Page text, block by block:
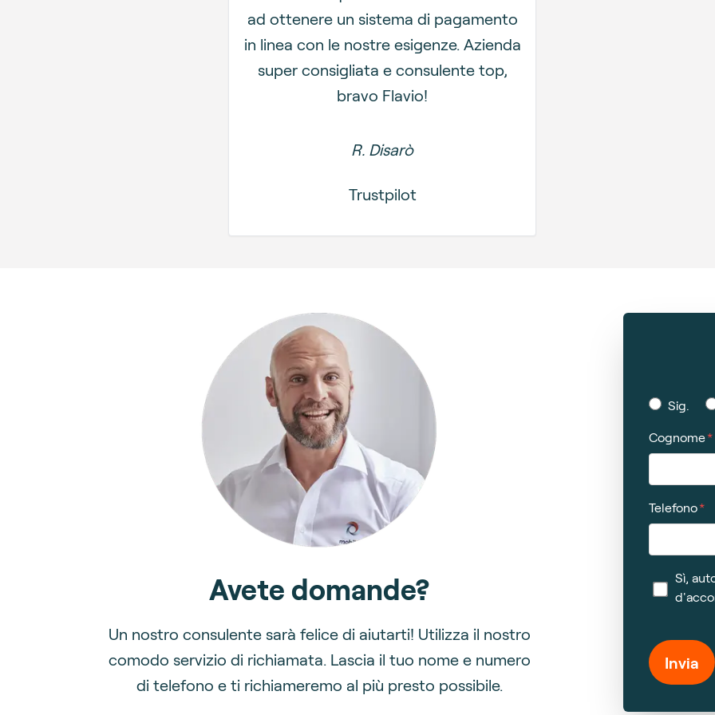
ad ottenere un sistema di pagamento
in linea con le nostre esigenze. Azienda
super consigliata e consulente top,
bravo Flavio!
R. Disarò
Trustpilot
Avete domande?
Un nostro consulente sarà felice di aiutarti! Utilizza il nostro
comodo servizio di richiamata. Lascia il tuo nome e numero
di telefono e ti richiameremo al più presto possibile.
Sig.
Cognome
Telefono
Sì,
Invia